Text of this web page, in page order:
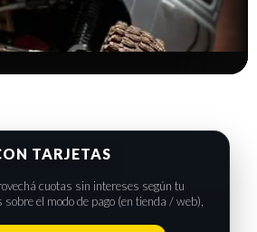
TARJETAS
cuotas sin intereses según tu
sobre el modo de pago (en tienda / web),